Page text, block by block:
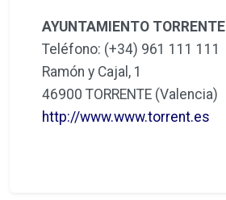
AYUNTAMIENTO TORRENTE
Teléfono: (+34) 961 111 111
Ramón y Cajal, 1
46900 TORRENTE (Valencia)
http://www.www.torrent.es